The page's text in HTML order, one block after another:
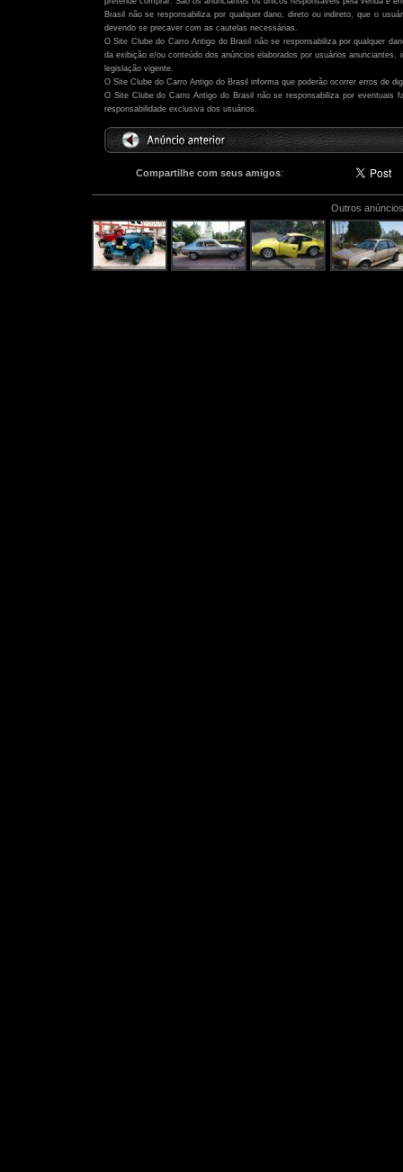
Brasil não se responsabiliza por qualquer dano, direto ou indireto, que o
devendo se precaver com as cautelas necessárias.
O Site Clube do Carro Antigo do Brasil não se responsabiliza por qualquer
da exibição e/ou conteúdo dos anúncios elaborados por usuários
legislação vigente.
O Site Clube do Carro Antigo do Brasil informa que poderão ocorrer erros de
O Site Clube do Carro Antigo do Brasil não se responsabiliza por eventuais
responsabilidade exclusiva dos usuários.
Compartilhe com seus amigos:
Outros